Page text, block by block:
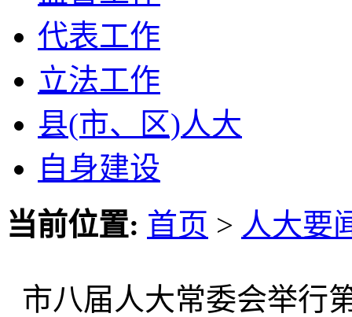
代表工作
立法工作
县(市、区)人大
自身建设
当前位置: 首页 > 人大要
市八届人大常委会举行